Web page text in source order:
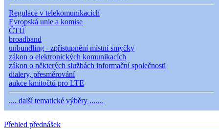
Regulace v telekomunikacích
Evropská unie a komise
ČTÚ
broadband
unbundling - zpřístupnění místní smyčky
zákon o elektronických komunikacích
zákon o některých službách informační společnosti
dialery, přesměrování
aukce kmitočtů pro LTE
.... další tematické výběry .......
Přehled přednášek